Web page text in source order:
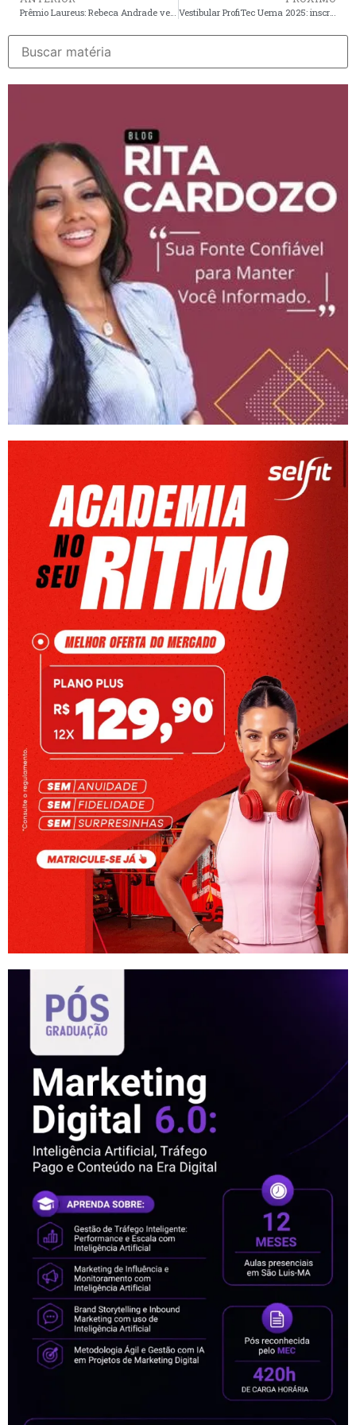
Prêmio Laureus: Rebeca Andrade vence na categoria “Retorno do Ano” Vestibular ProfiTec Uema 2025: inscrições abertas para cursos superiores de tecnologia